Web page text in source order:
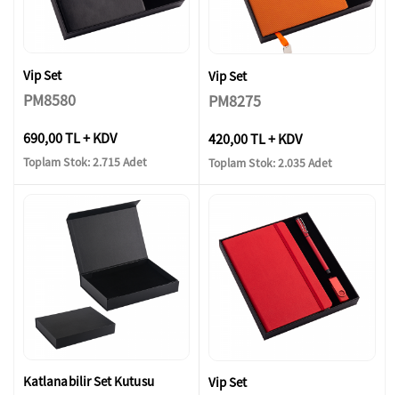
Vip Set
PM8580
690,00 TL + KDV
Toplam Stok: 2.715 Adet
Vip Set
PM8275
420,00 TL + KDV
Toplam Stok: 2.035 Adet
Katlanabilir Set Kutusu Vip Set